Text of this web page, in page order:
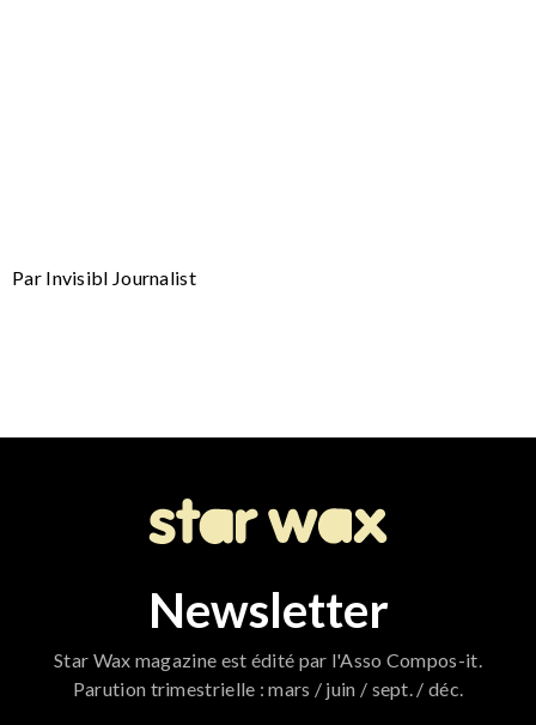
Par Invisibl Journalist
Newsletter
Star Wax magazine est édité par l'Asso Compos-it.
Parution trimestrielle : mars / juin / sept. / déc.